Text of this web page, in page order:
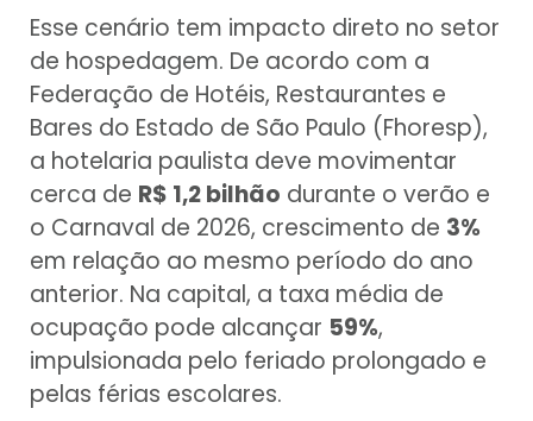
Esse cenário tem impacto direto no setor
de hospedagem. De acordo com a
Federação de Hotéis, Restaurantes e
Bares do Estado de São Paulo (Fhoresp),
a hotelaria paulista deve movimentar
cerca de R$ 1,2 bilhão durante o verão e
o Carnaval de 2026, crescimento de 3%
em relação ao mesmo período do ano
anterior. Na capital, a taxa média de
ocupação pode alcançar 59%,
impulsionada pelo feriado prolongado e
pelas férias escolares.